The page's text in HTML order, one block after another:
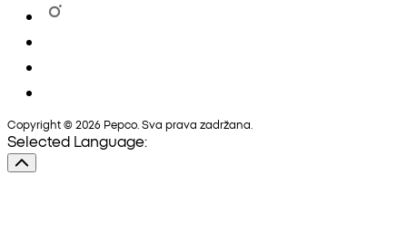
Copyright © 2026 Pepco. Sva prava zadržana.
Selected Language: